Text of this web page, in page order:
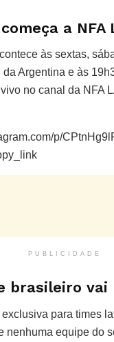
a NFA
às sextas,
Argentina e às
no canal da NFA
p/
PUBLICIDADE
brasileiro vai
exclusiva para times
nenhuma equipe do